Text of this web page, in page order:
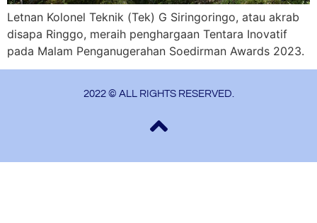
Letnan Kolonel Teknik (Tek) G Siringoringo, atau akrab
disapa Ringgo, meraih penghargaan Tentara Inovatif
pada Malam Penganugerahan Soedirman Awards 2023.
2022 © ALL RIGHTS RESERVED.